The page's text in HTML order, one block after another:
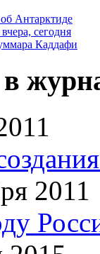
Антарктиде
сегодня
Каддафи
2011